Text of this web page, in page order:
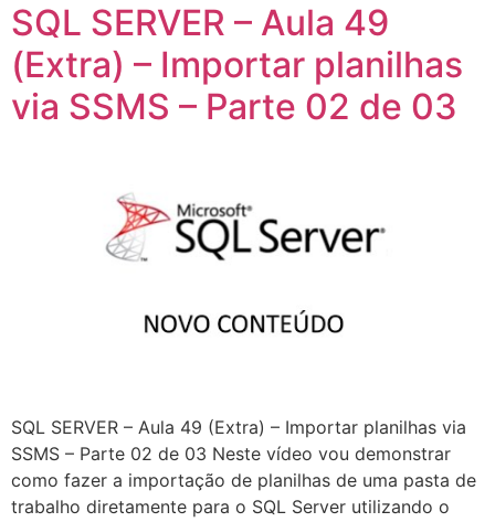
SQL SERVER – Aula 49
(Extra) – Importar planilhas
via SSMS – Parte 02 de 03
SQL SERVER – Aula 49 (Extra) – Importar planilhas via
SSMS – Parte 02 de 03 Neste vídeo vou demonstrar
como fazer a importação de planilhas de uma pasta de
trabalho diretamente para o SQL Server utilizando o